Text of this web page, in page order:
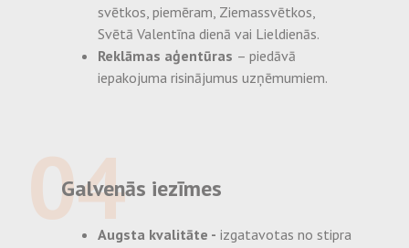
svētkos, piemēram, Ziemassvētkos,
Svētā Valentīna dienā vai Lieldienās.
Reklāmas aģentūras – piedāvā
iepakojuma risinājumus uzņēmumiem.
04
Galvenās iezīmes
Augsta kvalitāte - izgatavotas no stipra